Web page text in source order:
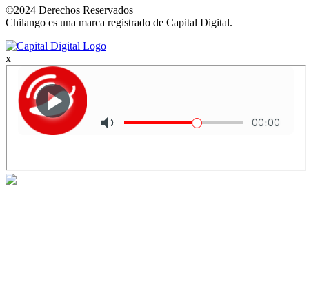
©2024 Derechos Reservados
Chilango es una marca registrado de Capital Digital.
x